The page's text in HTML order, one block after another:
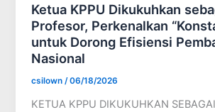
Ketua KPPU Dikukuhkan
Profesor, Perkenalkan
untuk Dorong Efisiensi
Nasional
csilown/06/18/2026
KETUA KPPU DIKUKUHKAN